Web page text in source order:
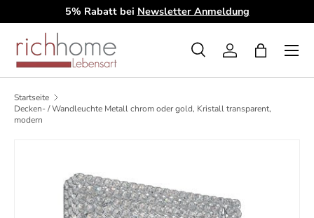
Direkt zum Inhalt
5% Rabatt bei Newsletter Anmeldung
Suchen
Art
SucheEinloggen
Menü
Startseite
Decken- / Wandleuchte Metall chrom oder gold, Kristall transparent,
modern